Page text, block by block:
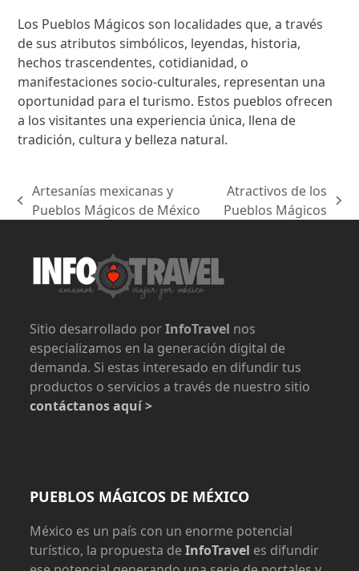
Los Pueblos Mágicos son localidades que, a través
de sus atributos simbólicos, leyendas, historia,
hechos trascendentes, cotidianidad, o
manifestaciones socio-culturales, representan una
oportunidad para el turismo. Estos pueblos ofrecen
a los visitantes una experiencia única, llena de
tradición, cultura y belleza natural.
previous
Artesanías mexicanas y
Pueblos Mágicos de México
next
Atractivos de los
Pueblos Mágicos
Sitio desarrollado porInfoTravel nos
especializamos en la generación digital de
demanda. Si estas interesado en difundir tus
productos o servicios a través de nuestro sitio
contáctanos aquí >
PUEBLOS MÁGICOS DE MÉXICO
México es un país con un enorme potencial
turístico, la propuesta deInfoTravel es difundir